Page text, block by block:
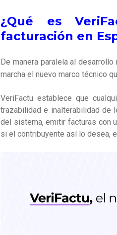
¿Qué es
facturación en
De manera paralela al
marcha el nuevo marco técnico
VeriFactu establece que
trazabilidad e inalterabilidad de
del sistema, emitir facturas con
si el contribuyente así lo desea,